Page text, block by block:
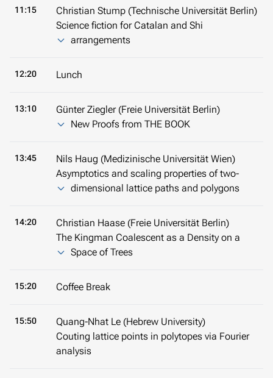
11:15
Christian Stump (Technische Universität Berlin)
Science fiction for Catalan and Shi
arrangements
12:20 Lunch
13:10
Günter Ziegler (Freie Universität Berlin)
New Proofs from THE BOOK
13:45
Nils Haug (Medizinische Universität Wien)
Asymptotics and scaling properties of two-
dimensional lattice paths and polygons
14:20
Christian Haase (Freie Universität Berlin)
The Kingman Coalescent as a Density on a
Space of Trees
15:20 Coffee Break
15:50
Quang-Nhat Le (Hebrew University)
Couting lattice points in polytopes via Fourier
analysis